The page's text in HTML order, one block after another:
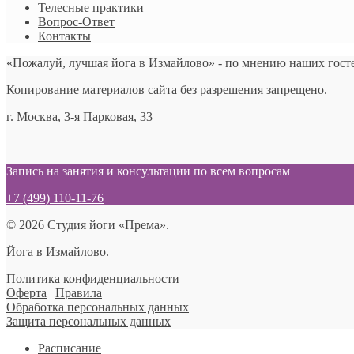
Телесные практики
Вопрос-Ответ
Контакты
«Пожалуй, лучшая йога в Измайлово» - по мнению наших
Копирование материалов сайта без разрешения запрещено.
г. Москва, 3-я Парковая, 33
Запись на занятия и консультации по всем вопросам
+7 (499) 110-11-76
© 2026 Студия йоги «Према».
Йога в Измайлово.
Политика конфиденциальности
Оферта | Правила
Обработка персональных данных
Защита персональных данных
Расписание